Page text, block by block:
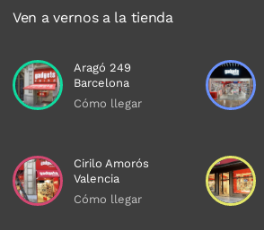
Ven a vernos a la tienda
Aragó 249
Barcelona
Cómo llegar
Cirilo Amorós
Valencia
Cómo llegar